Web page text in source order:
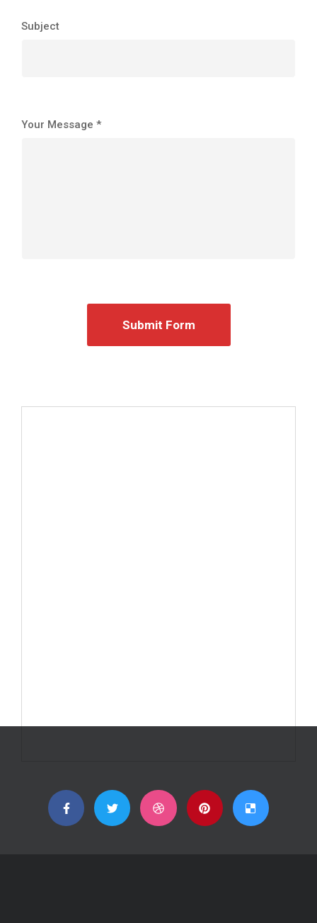
Subject
Your Message *